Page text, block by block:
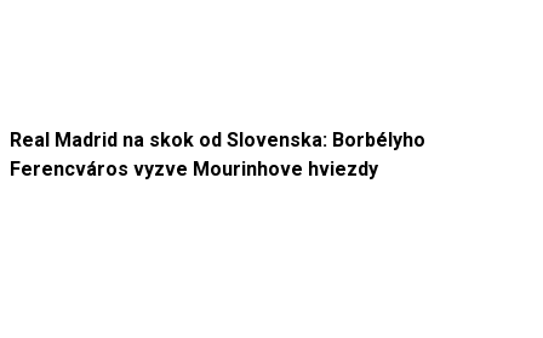
Real Madrid na skok od Slovenska: Borbélyho
Ferencváros vyzve Mourinhove hviezdy